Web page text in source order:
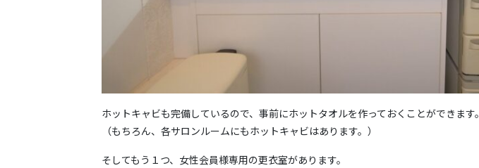
ホットキャビも完備しているので、事前にホットタオルを作っておくことができます。
（もちろん、各サロンルームにもホットキャビはあります。）
そしてもう１つ、女性会員様専用の更衣室があります。